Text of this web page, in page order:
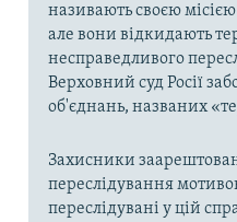
називають своєю
але вони відкидають
несправедливого
Верховний суд Росії
об'єднань, названих
Захисники
переслідування
переслідувані у цій